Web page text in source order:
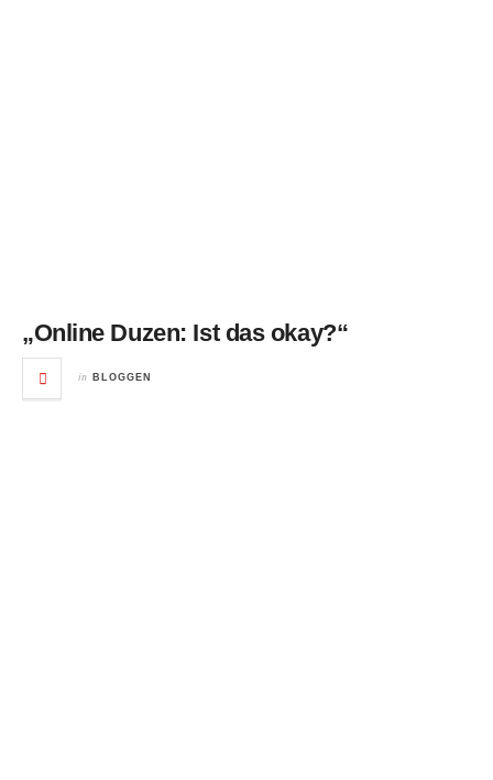
„Online Duzen: Ist das okay?“
in BLOGGEN